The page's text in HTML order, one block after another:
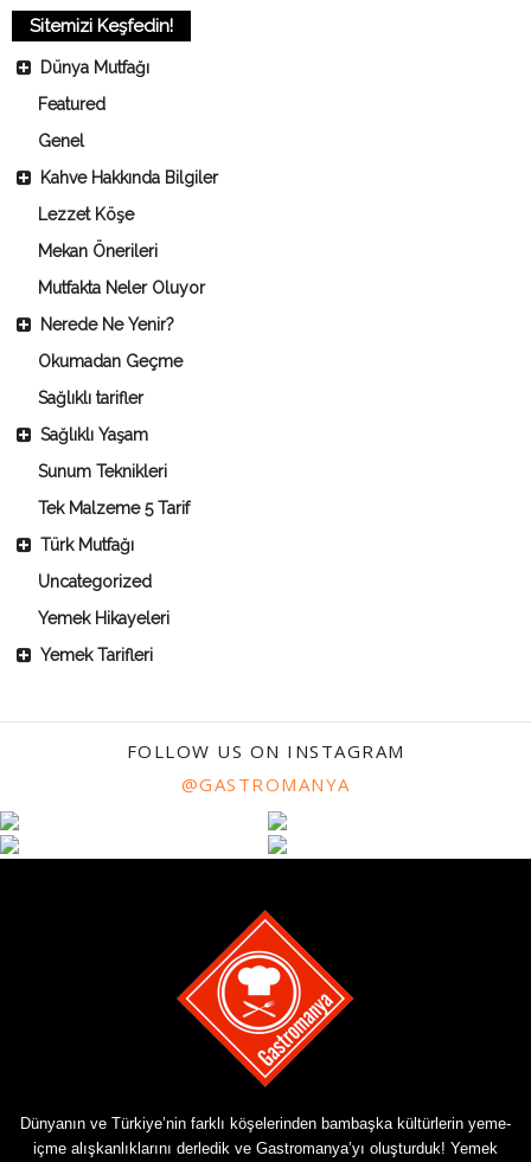
Sitemizi Keşfedin!
Dünya Mutfağı
Featured
Genel
Kahve Hakkında Bilgiler
Lezzet Köşe
Mekan Önerileri
Mutfakta Neler Oluyor
Nerede Ne Yenir?
Okumadan Geçme
Sağlıklı tarifler
Sağlıklı Yaşam
Sunum Teknikleri
Tek Malzeme 5 Tarif
Türk Mutfağı
Uncategorized
Yemek Hikayeleri
Yemek Tarifleri
FOLLOW US ON INSTAGRAM
@GASTROMANYA
Dünyanın ve Türkiye’nin farklı köşelerinden bambaşka kültürlerin yeme-
içme alışkanlıklarını derledik ve Gastromanya’yı oluşturduk! Yemek